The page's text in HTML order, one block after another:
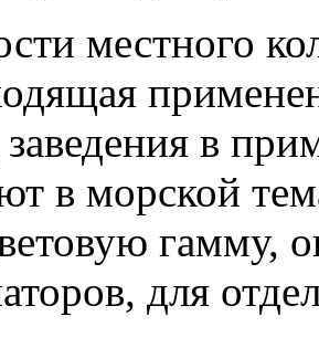
местного
в
в морской
гамму,
для